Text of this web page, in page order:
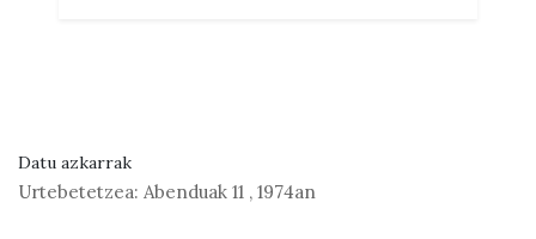
Datu azkarrak
Urtebetetzea: Abenduak 11 , 1974an